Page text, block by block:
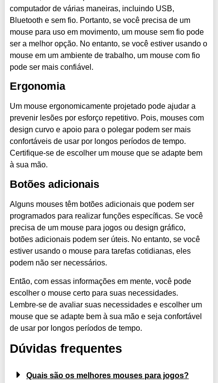
computador de várias maneiras, incluindo USB,
Bluetooth e sem fio. Portanto, se você precisa de um
mouse para uso em movimento, um mouse sem fio pode
ser a melhor opção. No entanto, se você estiver usando o
mouse em um ambiente de trabalho, um mouse com fio
pode ser mais confiável.
Ergonomia
Um mouse ergonomicamente projetado pode ajudar a
prevenir lesões por esforço repetitivo. Pois, mouses com
design curvo e apoio para o polegar podem ser mais
confortáveis de usar por longos períodos de tempo.
Certifique-se de escolher um mouse que se adapte bem
à sua mão.
Botões adicionais
Alguns mouses têm botões adicionais que podem ser
programados para realizar funções específicas. Se você
precisa de um mouse para jogos ou design gráfico,
botões adicionais podem ser úteis. No entanto, se você
estiver usando o mouse para tarefas cotidianas, eles
podem não ser necessários.
Então, com essas informações em mente, você pode
escolher o mouse certo para suas necessidades.
Lembre-se de avaliar suas necessidades e escolher um
mouse que se adapte bem à sua mão e seja confortável
de usar por longos períodos de tempo.
Dúvidas frequentes
Quais são os melhores mouses para jogos?